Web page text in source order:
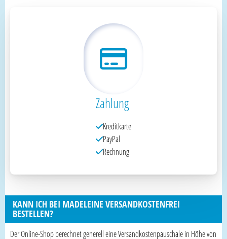
Zahlung
Kreditkarte
PayPal
Rechnung
KANN ICH BEI MADELEINE VERSANDKOSTENFREI
BESTELLEN?
Der Online-Shop berechnet generell eine Versandkostenpauschale in Höhe von